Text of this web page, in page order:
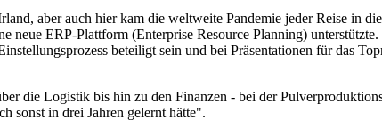
aber auch hier kam die weltweite Pandemie jeder Reise in
ERP-Plattform (Enterprise Resource Planning)
beteiligt sein und bei Präsentationen für das
die Logistik bis hin zu den Finanzen - bei der
sonst in drei Jahren gelernt hätte".